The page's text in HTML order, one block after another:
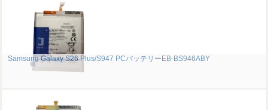
Samsung Galaxy S26 Plus/S947 PCバッテリーEB-BS946ABY